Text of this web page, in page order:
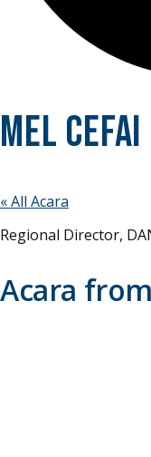
Mel Cefai
« All Acara
Regional Director,
Acara